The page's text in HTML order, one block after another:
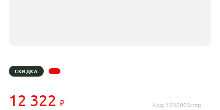
СКИДКА
12 322 Код: 1230005cmp